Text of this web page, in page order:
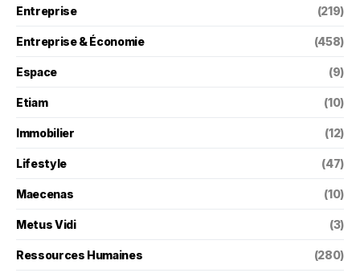
Entreprise (219)
Entreprise & Économie (458)
Espace (9)
Etiam (10)
Immobilier (12)
Lifestyle (47)
Maecenas (10)
Metus Vidi (3)
Ressources Humaines (280)